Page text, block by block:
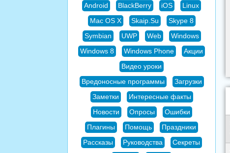
Android BlackBerry iOS
Linux
Mac OS X
Skaip.Su
Skype 8
Symbian
UWP Web
Windows
Windows 8
Windows Phone
Акции
Видео уроки
Вредоносные программы
Загрузки
Заметки
Интересные факты
Новости
Опросы
Ошибки
Плагины
Помощь
Праздники
Рассказы
Руководства
Секреты